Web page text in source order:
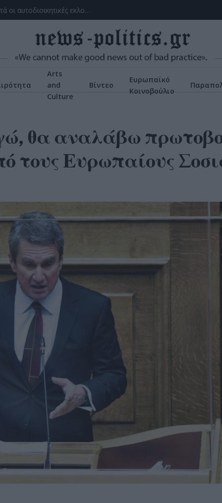
Με το βλέμμα στην κάλπη: πρώτα οι εθνικές, μετά οι αυτοδιοικητικές εκλογές – Τα μέχρι τώρα δεδομένα, οι ενδιαφερόμενοι
Arts
and
Culture
Βίντεο
Ευρωπαϊκό
Κοινοβούλιο
θα αναλάβω
τους Ευρωπαίους